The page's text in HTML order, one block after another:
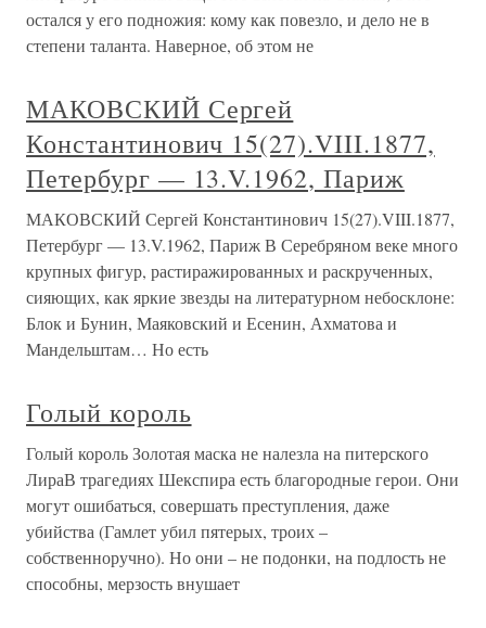
остался у его подножия: кому как повезло, и дело не в
степени таланта. Наверное, об этом не
МАКОВСКИЙ Сергей
Константинович 15(27).VIII.1877,
Петербург — 13.V.1962, Париж
МАКОВСКИЙ Сергей Константинович 15(27).VIII.1877,
Петербург — 13.V.1962, Париж В Серебряном веке много
крупных фигур, растиражированных и раскрученных,
сияющих, как яркие звезды на литературном небосклоне:
Блок и Бунин, Маяковский и Есенин, Ахматова и
Мандельштам… Но есть
Голый король
Голый король Золотая маска не налезла на питерского
ЛираВ трагедиях Шекспира есть благородные герои. Они
могут ошибаться, совершать преступления, даже
убийства (Гамлет убил пятерых, троих –
собственноручно). Но они – не подонки, на подлость не
способны, мерзость внушает